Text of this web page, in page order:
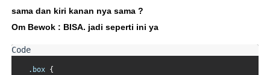
sama dan kiri kanan nya sama ?
Om Bewok : BISA. jadi seperti ini ya
.box {